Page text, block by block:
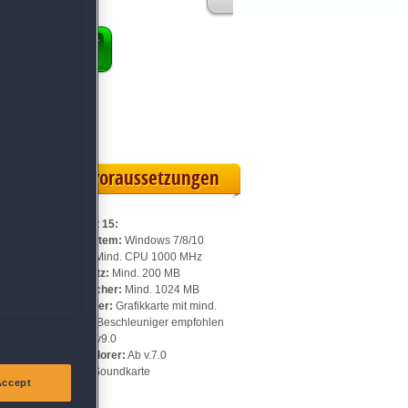
Systemvoraussetzungen
Für Pixel Art 15:
Betriebssystem: Windows 7/8/10
Mind. CPU 1000 MHz
Speicherplatz: Mind. 200 MB
Arbeitsspeicher: Mind. 1024 MB
Videospeicher: Grafikkarte mit mind.
128 MB, 3D-Beschleuniger empfohlen
Ab v9.0
Internet Explorer: Ab v.7.0
Soundkarte